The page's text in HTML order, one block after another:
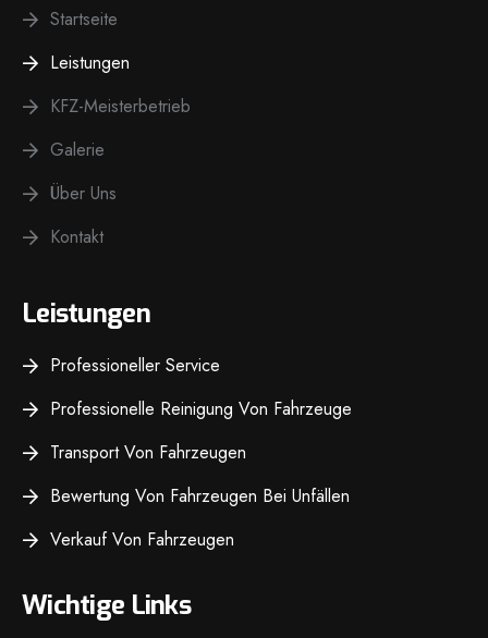
Startseite
Leistungen
KFZ-Meisterbetrieb
Galerie
Über Uns
Kontakt
Leistungen
Professioneller Service
Professionelle Reinigung Von Fahrzeuge
Transport Von Fahrzeugen
Bewertung Von Fahrzeugen Bei Unfällen
Verkauf Von Fahrzeugen
Wichtige Links